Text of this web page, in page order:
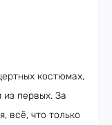
костюмах,
из первых. За
всё, что только